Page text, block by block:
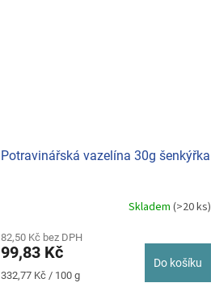
Potravinářská vazelína 30g šenkýřka
Skladem (>20 ks)
82,50 Kč bez DPH
99,83 Kč
Měrná
332,77 Kč / 100 g
Do košíku